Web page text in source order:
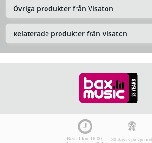
Övriga produkter från Visaton
Relaterade produkter från Visaton
Beställ före 16:00:
30 dagars provperiod